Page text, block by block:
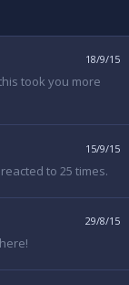
18/9/15
took you more
15/9/15
to 25 times.
29/8/15